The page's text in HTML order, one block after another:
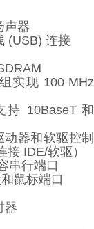
声器
(USB) 连接
实现 100 MHz
10BaseT 和
器和软驱控制
接 IDE/软驱）
串行端口
鼠标端口
器